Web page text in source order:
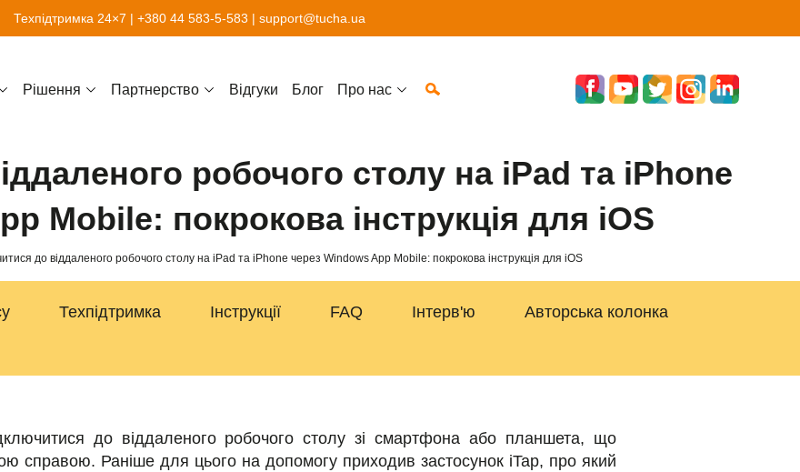
Техпідтримка 24×7 | +380 44 583-5-583 | support@tucha.ua
Рішення Партнерство Відгуки Блог Про нас
робочого столу на iPad та iPhone
Mobile: покрокова інструкція для iOS
до віддаленого робочого столу на iPad та iPhone через Windows App Mobile: покрокова інструкція для iOS
Техпідтримка Інструкції FAQ Інтерв'ю
Авторська колонка
до віддаленого робочого столу зі смартфона або планшета, що
справою. Раніше для цього на допомогу приходив застосунок iTap, про який